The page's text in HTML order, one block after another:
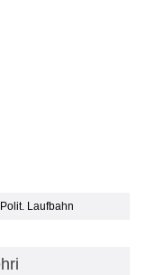
Polit. Laufbahn